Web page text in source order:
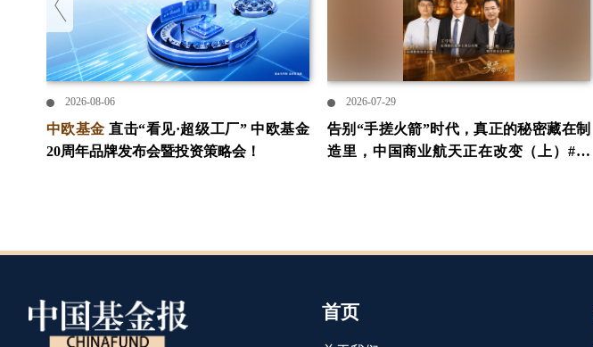
2026-08-06
中欧基金 直击“看见·超级工厂” 中欧基金
20周年品牌发布会暨投资策略会！
2026-07-29
告别“手搓火箭”时代，真正的秘密藏在制
造里，中国商业航天正在改变（上）#粤
首页